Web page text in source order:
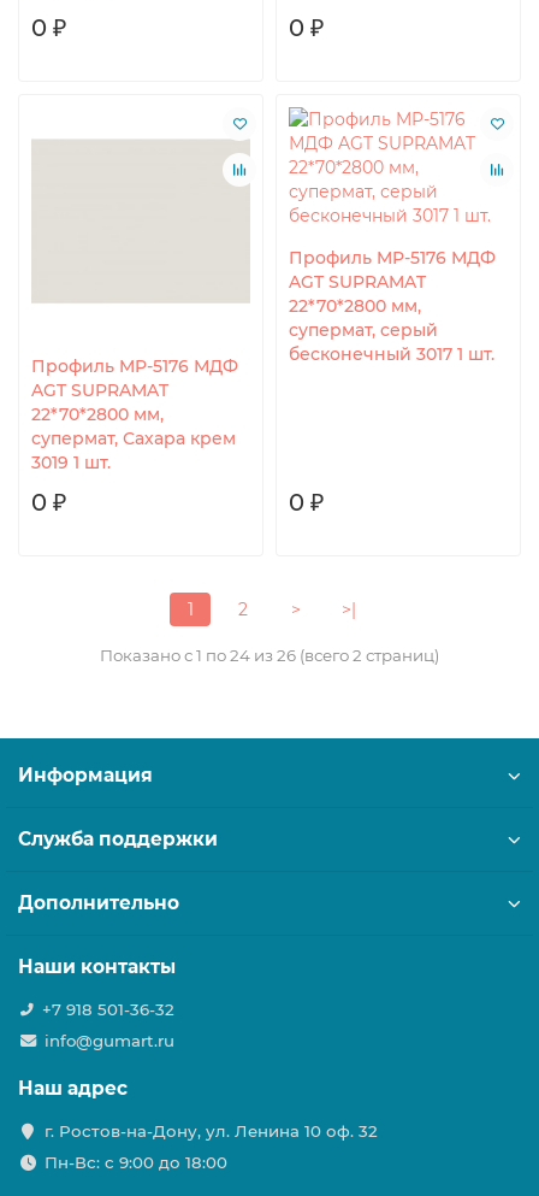
0 ₽ 0 ₽
Профиль MP-5176 МДФ
AGT SUPRAMAT
22*70*2800 мм,
супермат, Сахара крем
3019 1 шт.
0 ₽
Профиль MP-5176 МДФ
AGT SUPRAMAT
22*70*2800 мм,
супермат, серый
бесконечный 3017 1 шт.
0 ₽
1 2 > >|
Показано с 1 по 24 из 26 (всего 2 страниц)
Информация
Служба поддержки
Дополнительно
Наши контакты
+7 918 501-36-32
info@gumart.ru
Наш адрес
г. Ростов-на-Дону, ул. Ленина 10 оф. 32
Пн-Вс: c 9:00 до 18:00